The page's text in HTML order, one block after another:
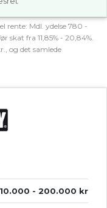
rente: Mdl. ydelse 780 -
skat fra 11,85% - 20,84%.
og det samlede
10.000 - 200.000 kr